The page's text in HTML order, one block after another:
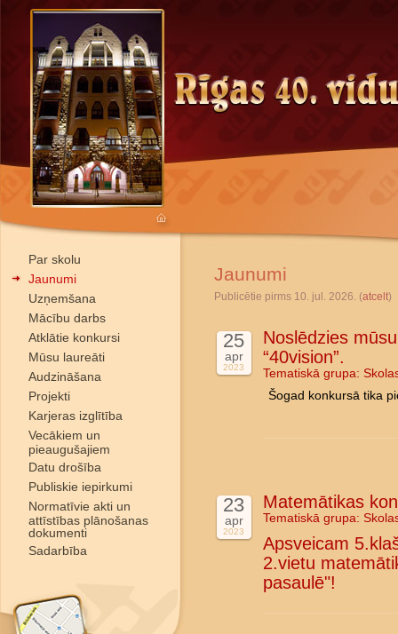
Par skolu
Jaunumi
Uzņemšana
Mācību darbs
Atklātie konkursi
Mūsu laureāti
Audzināšana
Projekti
Karjeras izglītība
Vecākiem un
pieaugušajiem
Datu drošība
Publiskie iepirkumi
Normatīvie akti un
attīstības plānošanas
dokumenti
Sadarbība
Jaunumi
Publicētie pirms 10. jul. 2026. (atcelt)
25
apr
2023
Noslēdzies
“40vision”.
Tematiskā grupa:
Šogad konkursā tika
23
apr
2023
Matemātikas
Tematiskā grupa:
Apsveicam
2.vietu
pasaulē"!